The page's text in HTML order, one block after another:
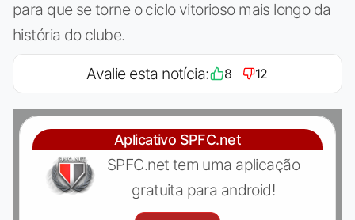
para que se torne o ciclo vitorioso mais longo da
história do clube.
Avalie esta notícia: 8 12
Aplicativo SPFC.net
SPFC.net tem uma aplicação
gratuita para android!